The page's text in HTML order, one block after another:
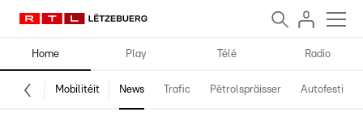
Home Play Télé Radio
Mobilitéit News Trafic Pëtrolspräisser Autofestival